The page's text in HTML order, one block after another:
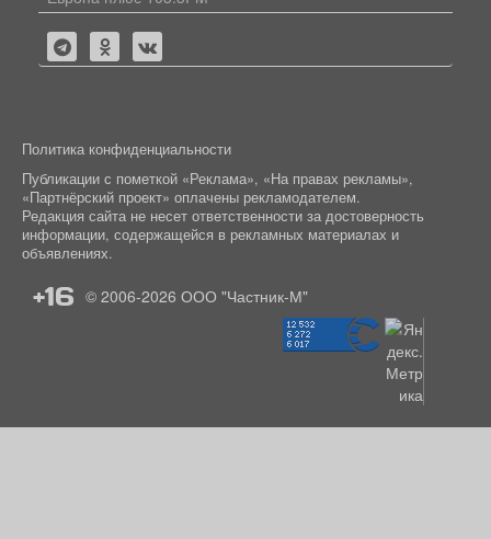
Политика конфиденциальности
Публикации с пометкой «Реклама», «На правах рекламы»,
«Партнёрский проект» оплачены рекламодателем.
Редакция сайта не несет ответственности за достоверность
информации, содержащейся в рекламных материалах и
объявлениях.
+16 © 2006-2026 ООО "Частник-М"